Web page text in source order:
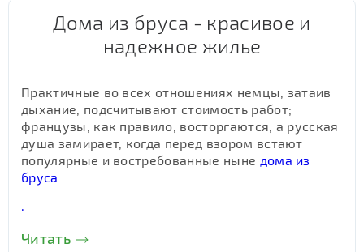
Дома из бруса - красивое и
надежное жилье
Практичные во всех отношениях немцы, затаив
дыхание, подсчитывают стоимость работ;
французы, как правило, восторгаются, а русская
душа замирает, когда перед взором встают
популярные и востребованные ныне дома из
бруса
.
Читать